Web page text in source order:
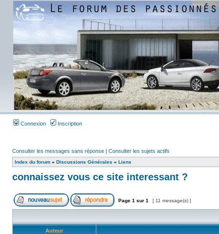
Connexion Inscription
Consulter les messages sans réponse | Consulter les sujets actifs
Index du forum » Discussions Générales » Liens
connaissez vous ce site interessant ?
Page 1 sur 1 [ 11 message(s) ]
Auteur